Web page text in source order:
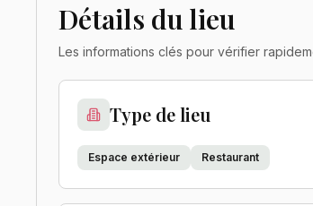
Détails du lieu
Les informations clés pour vérifier
Type de lieu
Espace extérieur Restaurant